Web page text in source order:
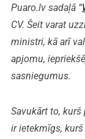
Puaro.lv sadaļā “
CV. Šeit varat
ministri, kā arī
apjomu,
sasniegumus.
Savukārt to,
ir ietekmīgs,